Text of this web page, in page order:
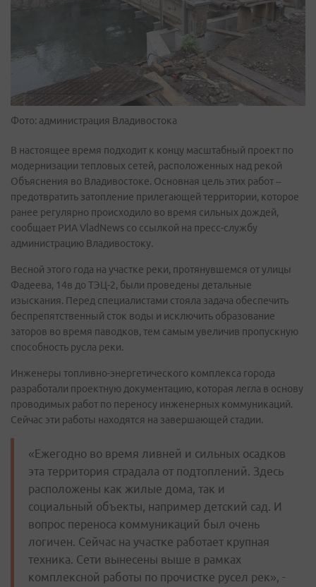
Фото: администрация Владивостока
В настоящее время подходит к концу масштабный проект по
модернизации тепловых сетей, расположенных над рекой
Объяснения во Владивостоке. Основная цель этих работ –
предотвратить затопление прилегающей территории, которое
ранее регулярно происходило во время сильных дождей,
сообщает РИА VladNews со ссылкой на пресс-службу
администрацию Владивостоку.
Весной этого года на участке реки, протянувшемся от улицы
Фадеева, 14в до ТЭЦ-2, были проведены детальные
изыскания. Перед специалистами стояла задача обеспечить
беспрепятственный сток воды и исключить образование
заторов во время паводков, тем самым увеличив пропускную
способность русла реки.
Инженеры топливно-энергетического комплекса города
разработали проектную документацию, которая легла в основу
проводимых работ по переносу инженерных коммуникаций.
Сейчас эти работы находятся на завершающей стадии.
«Ежегодно во время ливней и сильных осадков
эта территория страдала от подтоплений. Здесь
расположены как жилые дома, так и
социальный объекты, например детский сад. И
вопрос переноса коммуникаций был очень
логичен. Сейчас на участке работает крупная
техника. Сети вынесены выше в рамках
комплексной работы по прочистке русел рек», -